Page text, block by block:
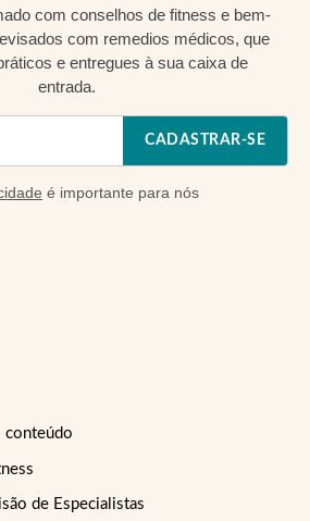
com conselhos de fitness e bem-
com remedios médicos, que
e entregues à sua caixa de
entrada.
CADASTRAR-SE
é importante para nós
conteúdo
de Especialistas